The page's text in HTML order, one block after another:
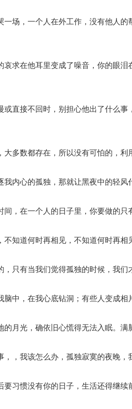
一场，一个人在外工作，没有他人
哀求在他耳里变成了噪音，你的眼
或直接不回时，别担心他出了什么
多数都存在，所以没有可怕的，利
内心的孤独，那就让黑夜中的轻风
，在一个人的日子里，你要做的只
知道何时再相见，不知道何时再相
只有当我们觉得孤独的时候，我们
中，在我心底钻洞；有些人变成相
月光，确依旧心慌得无法入眠。满
，我该怎么办，孤独寂寞的夜晚，
习惯没有你的日子，生活还得继续